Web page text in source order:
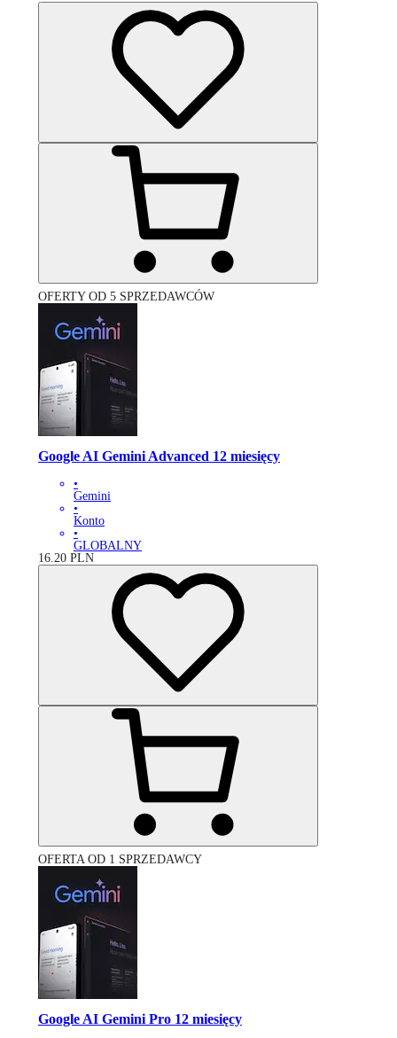
OFERTY OD 5 SPRZEDAWCÓW
Google AI Gemini Advanced 12 miesięcy
•
Gemini
•
Konto
•
GLOBALNY
16.20 PLN
OFERTA OD 1 SPRZEDAWCY
Google AI Gemini Pro 12 miesięcy